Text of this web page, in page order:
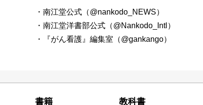
・南江堂公式（@nankodo_NEWS）
・南江堂洋書部公式（@Nankodo_Intl）
・『がん看護』編集室（@gankango）
書籍 教科書